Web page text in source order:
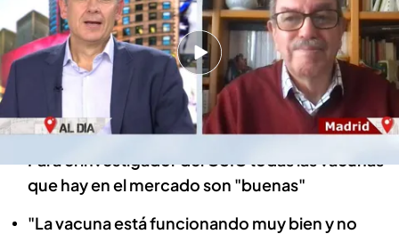
Cuatro al día
11 ABR 2021 - 14:52h.
"Yo creo que el nuestro o los otros grupos que
están trabajando conseguirán tener una
vacuna española", comenta el investigador
Para el investigador del CSIC todas las vacunas
que hay en el mercado son "buenas"
"La vacuna está funcionando muy bien y no